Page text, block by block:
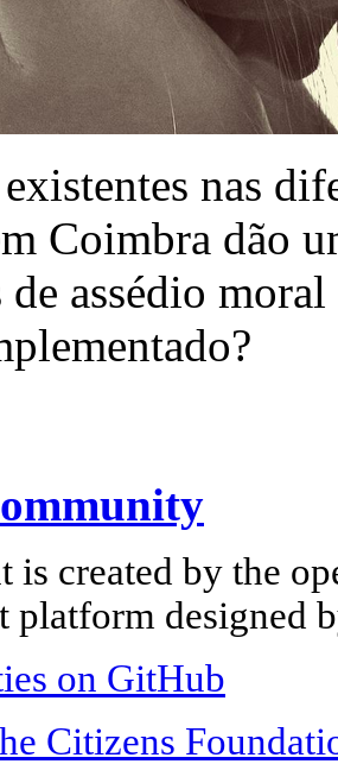
nas
Coimbra dão
de assédio
is created by the
platform designed
on GitHub
Citizens